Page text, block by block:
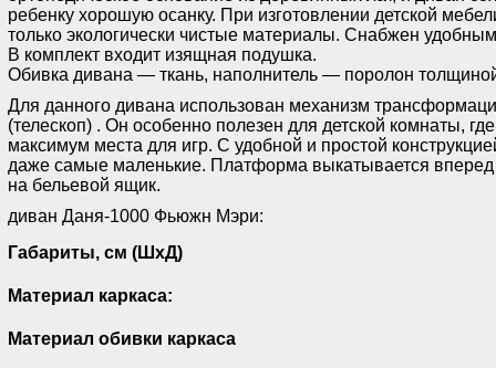
ребенку хорошую осанку. При изготовлении детской
только экологически чистые материалы. Снабжен
В комплект входит изящная подушка.
Обивка дивана — ткань, наполнитель — поролон
Для данного дивана использован механизм
(телескоп) . Он особенно полезен для детской комнаты,
максимум места для игр. С удобной и простой
даже самые маленькие. Платформа выкатывается вперед
на бельевой ящик.
диван Даня-1000 Фьюжн Мэри:
Габариты, см (ШхД)
Материал каркаса:
Материал обивки каркаса